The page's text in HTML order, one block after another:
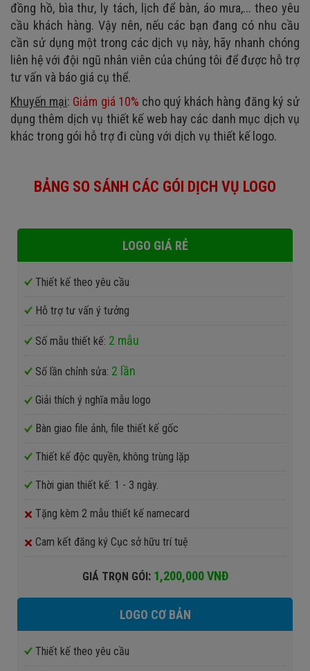
đồng hồ, bìa thư, ly tách, lịch để bàn, áo mưa,... theo yêu
cầu khách hàng. Vậy nên, nếu các bạn đang có nhu cầu
cần sử dụng một trong các dịch vụ này, hãy nhanh chóng
liên hệ với đội ngũ nhân viên của chúng tôi để được hỗ trợ
tư vấn và báo giá cụ thể.
Khuyến mại: Giảm giá 10% cho quý khách hàng đăng ký sử
dụng thêm dịch vụ thiết kế web hay các danh mục dịch vụ
khác trong gói hỗ trợ đi cùng với dịch vụ thiết kế logo.
BẢNG SO SÁNH CÁC GÓI DỊCH VỤ LOGO
LOGO GIÁ RẺ
Thiết kế theo yêu cầu
Hỗ trợ tư vấn ý tưởng
Số mẫu thiết kế: 2 mẫu
Số lần chỉnh sửa: 2 lần
Giải thích ý nghĩa mẫu logo
Bàn giao file ảnh, file thiết kế gốc
Thiết kế độc quyền, không trùng lặp
Thời gian thiết kế: 1 - 3 ngày.
Tặng kèm 2 mẫu thiết kế namecard
Cam kết đăng ký Cục sở hữu trí tuệ
GIÁ TRỌN GÓI : 1,200,000 VNĐ
LOGO CƠ BẢN
Thiết kế theo yêu cầu